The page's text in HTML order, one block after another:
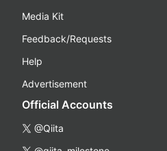
Media Kit
Feedback/Requests
Help
Advertisement
Official Accounts
@Qiita